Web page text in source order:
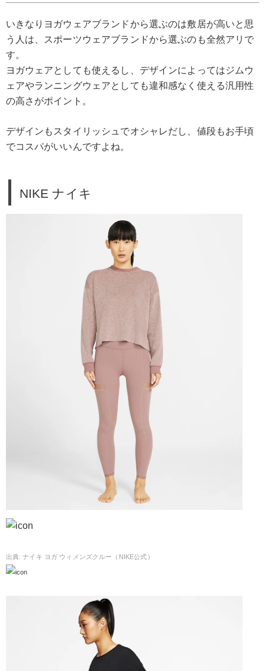
いきなりヨガウェアブランドから選ぶのは敷居が高いと思
う人は、スポーツウェアブランドから選ぶのも全然アリで
す。
ヨガウェアとしても使えるし、デザインによってはジムウ
ェアやランニングウェアとしても違和感なく使える汎用性
の高さがポイント。
デザインもスタイリッシュでオシャレだし、値段もお手頃
でコスパがいいんですよね。
NIKE ナイキ
ナイキ ヨガ ウィメンズクルー（NIKE公式）